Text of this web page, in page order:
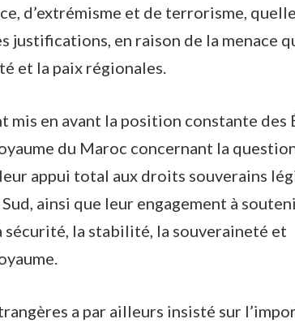
d’extrémisme et de terrorisme,
justifications, en raison de la menace
et la paix régionales.
mis en avant la position constante des
du Maroc concernant la
appui total aux droits souverains
ainsi que leur engagement à
la stabilité, la souveraineté et
a par ailleurs insisté sur